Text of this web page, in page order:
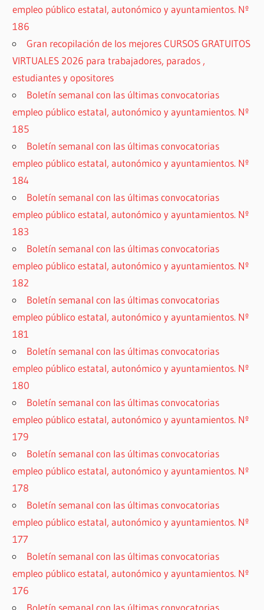
empleo público estatal, autonómico y ayuntamientos. Nº
186
Gran recopilación de los mejores CURSOS GRATUITOS
VIRTUALES 2026 para trabajadores, parados ,
estudiantes y opositores
Boletín semanal con las últimas convocatorias
empleo público estatal, autonómico y ayuntamientos. Nº
185
Boletín semanal con las últimas convocatorias
empleo público estatal, autonómico y ayuntamientos. Nº
184
Boletín semanal con las últimas convocatorias
empleo público estatal, autonómico y ayuntamientos. Nº
183
Boletín semanal con las últimas convocatorias
empleo público estatal, autonómico y ayuntamientos. Nº
182
Boletín semanal con las últimas convocatorias
empleo público estatal, autonómico y ayuntamientos. Nº
181
Boletín semanal con las últimas convocatorias
empleo público estatal, autonómico y ayuntamientos. Nº
180
Boletín semanal con las últimas convocatorias
empleo público estatal, autonómico y ayuntamientos. Nº
179
Boletín semanal con las últimas convocatorias
empleo público estatal, autonómico y ayuntamientos. Nº
178
Boletín semanal con las últimas convocatorias
empleo público estatal, autonómico y ayuntamientos. Nº
177
Boletín semanal con las últimas convocatorias
empleo público estatal, autonómico y ayuntamientos. Nº
176